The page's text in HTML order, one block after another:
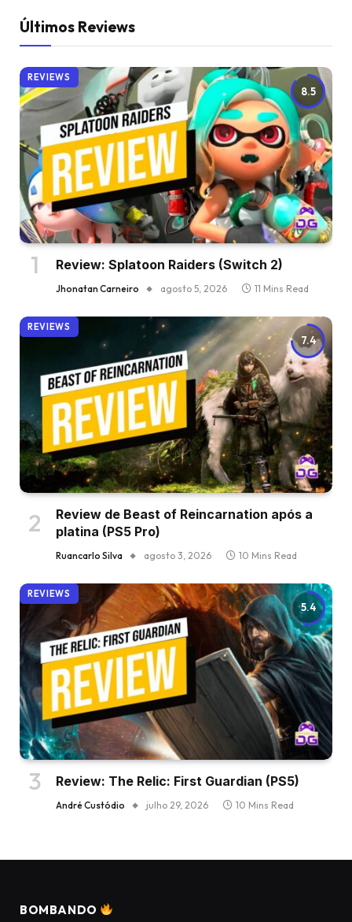
Últimos Reviews
8.5
REVIEWS
Review: Splatoon Raiders (Switch 2)
Jhonatan Carneiro agosto 5, 2026 11 Mins Read
7.4
REVIEWS
Review de Beast of Reincarnation após a
platina (PS5 Pro)
Ruancarlo Silva agosto 3, 2026 10 Mins Read
5.4
REVIEWS
Review: The Relic: First Guardian (PS5)
André Custódio julho 29, 2026 10 Mins Read
BOMBANDO